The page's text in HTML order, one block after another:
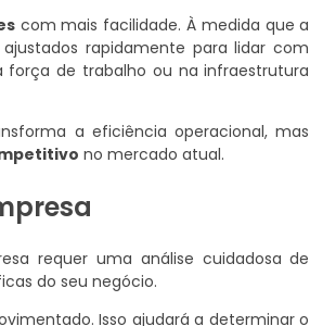
com mais facilidade. À medida que a
rapidamente para lidar com
força de trabalho ou na infraestrutura
a eficiência operacional, mas
no mercado atual.
requer uma análise cuidadosa de
do seu negócio.
Isso ajudará a determinar o